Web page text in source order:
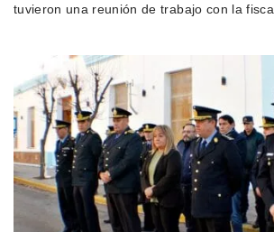
tuvieron una reunión de trabajo con la